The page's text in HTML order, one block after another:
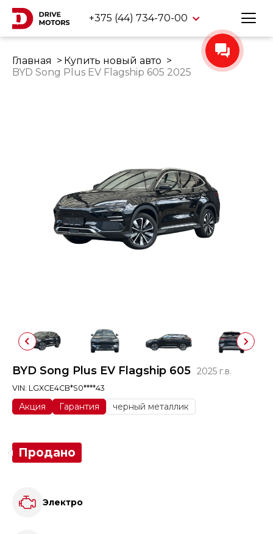
+375 (44) 734-70-00
Главная
Купить новый авто
BYD Song Plus EV Flagship 605 2025
BYD Song Plus EV Flagship 605 2025 г.в.
VIN: LGXCE4CB*S0****43
Акция Гарантия черный металлик
Продано
Электро